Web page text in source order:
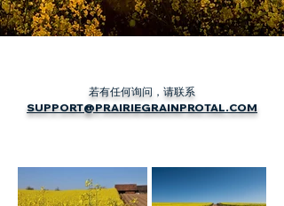
若有任何询问，请联系
SUPPORT@PRAIRIEGRAINPROTAL.COM